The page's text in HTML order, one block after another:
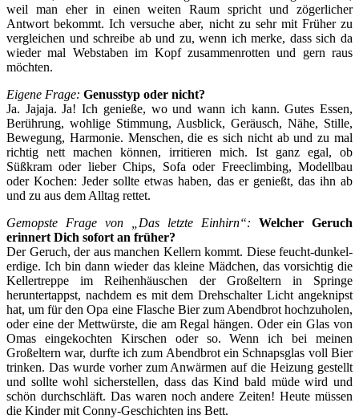
weil man eher in einen weiten Raum spricht und zögerlicher
Antwort bekommt. Ich versuche aber, nicht zu sehr mit Früher zu
vergleichen und schreibe ab und zu, wenn ich merke, dass sich da
wieder mal Webstaben im Kopf zusammenrotten und gern raus
möchten.
Eigene Frage: Genusstyp oder nicht?
Ja. Jajaja. Ja! Ich genieße, wo und wann ich kann. Gutes Essen,
Berührung, wohlige Stimmung, Ausblick, Geräusch, Nähe, Stille,
Bewegung, Harmonie. Menschen, die es sich nicht ab und zu mal
richtig nett machen können, irritieren mich. Ist ganz egal, ob
Süßkram oder lieber Chips, Sofa oder Freeclimbing, Modellbau
oder Kochen: Jeder sollte etwas haben, das er genießt, das ihn ab
und zu aus dem Alltag rettet.
Gemopste Frage von „Das letzte Einhirn“:
Welcher Geruch
erinnert Dich sofort an früher?
Der Geruch, der aus manchen Kellern kommt. Diese feucht-dunkel-
erdige. Ich bin dann wieder das kleine Mädchen, das vorsichtig die
Kellertreppe im Reihenhäuschen der Großeltern in Springe
heruntertappst, nachdem es mit dem Drehschalter Licht angeknipst
hat, um für den Opa eine Flasche Bier zum Abendbrot hochzuholen,
oder eine der Mettwürste, die am Regal hängen. Oder ein Glas von
Omas eingekochten Kirschen oder so. Wenn ich bei meinen
Großeltern war, durfte ich zum Abendbrot ein Schnapsglas voll Bier
trinken. Das wurde vorher zum Anwärmen auf die Heizung gestellt
und sollte wohl sicherstellen, dass das Kind bald müde wird und
schön durchschläft. Das waren noch andere Zeiten! Heute müssen
die Kinder mit Conny-Geschichten ins Bett.